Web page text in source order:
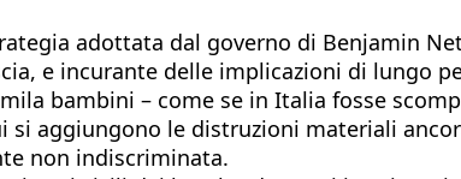
adottata dal governo di Benjamin
e incurante delle implicazioni di lungo
bambini – come se in Italia fosse
aggiungono le distruzioni materiali
non indiscriminata.